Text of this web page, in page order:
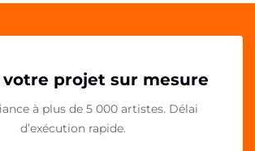
votre projet sur mesure
à plus de 5 000 artistes. Délai
d’exécution rapide.